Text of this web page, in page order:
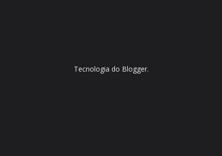
Tecnologia do Blogger.